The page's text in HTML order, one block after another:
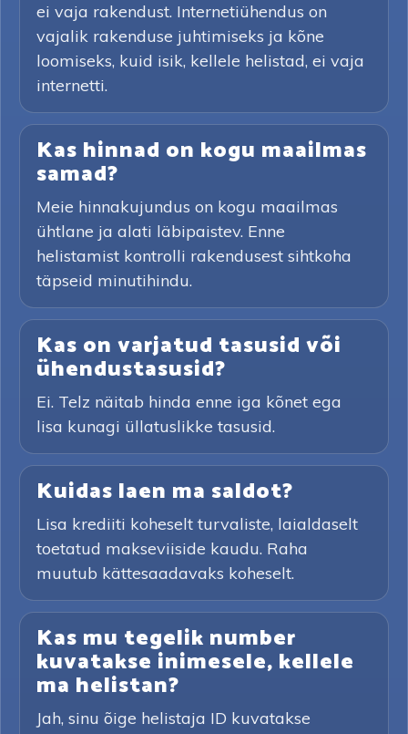
ei vaja rakendust. Internetiühendus on
vajalik rakenduse juhtimiseks ja kõne
loomiseks, kuid isik, kellele helistad, ei vaja
internetti.
Kas hinnad on kogu maailmas
samad?
Meie hinnakujundus on kogu maailmas
ühtlane ja alati läbipaistev. Enne
helistamist kontrolli rakendusest sihtkoha
täpseid minutihindu.
Kas on varjatud tasusid või
ühendustasusid?
Ei. Telz näitab hinda enne iga kõnet ega
lisa kunagi üllatuslikke tasusid.
Kuidas laen ma saldot?
Lisa krediiti koheselt turvaliste, laialdaselt
toetatud makseviiside kaudu. Raha
muutub kättesaadavaks koheselt.
Kas mu tegelik number
kuvatakse inimesele, kellele
ma helistan?
Jah, sinu õige helistaja ID kuvatakse